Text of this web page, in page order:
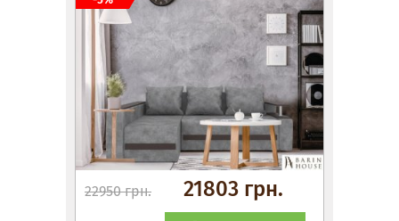
22950 грн. 21803 грн.